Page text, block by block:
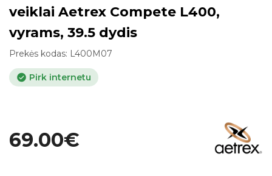
veiklai Aetrex Compete L400,
vyrams, 39.5 dydis
Prekės kodas: L400M07
Pirk internetu
69.00€